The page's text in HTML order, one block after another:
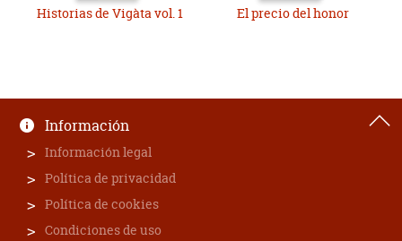
Historias de Vigàta vol. 1 El precio del honor
Información
Información legal
Política de privacidad
Política de cookies
Condiciones de uso